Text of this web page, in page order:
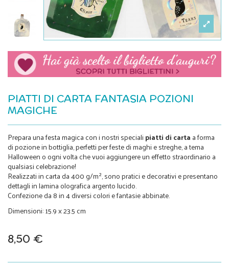
PIATTI DI CARTA FANTASIA POZIONI
MAGICHE
Prepara una festa magica con i nostri speciali piatti di carta a forma
di pozione in bottiglia, perfetti per feste di maghi e streghe, a tema
Halloween o ogni volta che vuoi aggiungere un effetto straordinario a
qualsiasi celebrazione!
Realizzati in carta da 400 g/m², sono pratici e decorativi e presentano
dettagli in lamina olografica argento lucido.
Confezione da 8 in 4 diversi colori e fantasie abbinate.
Dimensioni: 15.9 x 23.5 cm
8,50 €